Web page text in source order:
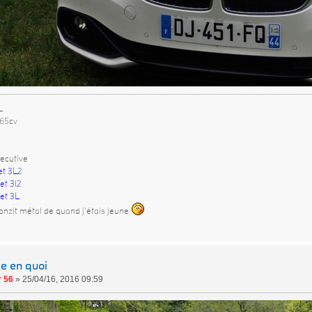
3L2
3l2
3L
métal de quand j'étais jeune
en quoi
56» 25/04/16, 2016 09:59